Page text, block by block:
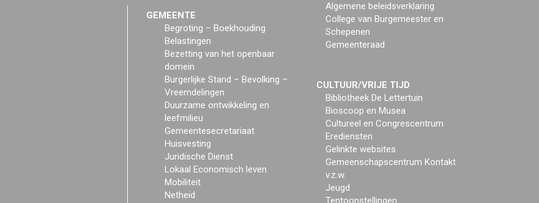
GEMEENTE
Begroting – Boekhouding
Belastingen
Bezetting van het openbaar
domein
Burgerlijke Stand – Bevolking –
Vreemdelingen
Duurzame ontwikkeling en
leefmilieu
Gemeentesecretariaat
Huisvesting
Juridische Dienst
Lokaal Economisch leven
Mobiliteit
Netheid
Algemene beleidsverklaring
College van Burgemeester en
Schepenen
Gemeenteraad
CULTUUR/VRIJE TIJD
Bibliotheek De Lettertuin
Bioscoop en Musea
Cultureel en Congrescentrum
Erediensten
Gelinkte websites
Gemeenschapscentrum Kontakt
v.z.w.
Jeugd
Tentoonstellingen